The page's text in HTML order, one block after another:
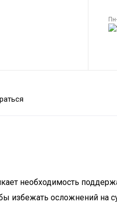
необходимость
избежать осложнений на